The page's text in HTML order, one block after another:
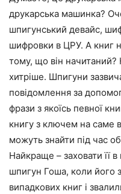
друкарська машинка?
шпигунський девайс,
шифровки в ЦРУ. А книг
тому, що він начитаний?
хитріше. Шпигуни
повідомлення за
фрази з якоїсь певної
книгу з ключем на саме
можуть знайти під час
Найкраще – заховати її
шпигун Гоша, коли його
випадкових книг і